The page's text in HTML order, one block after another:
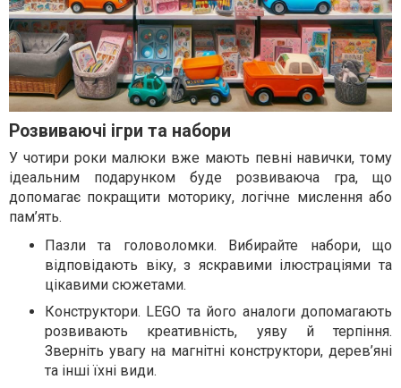
Розвиваючі ігри та набори
У чотири роки малюки вже мають певні навички, тому
ідеальним подарунком буде розвиваюча гра, що
допомагає покращити моторику, логічне мислення або
пам’ять.
Пазли та головоломки. Вибирайте набори, що
відповідають віку, з яскравими ілюстраціями та
цікавими сюжетами.
Конструктори. LEGO та його аналоги допомагають
розвивають креативність, уяву й терпіння.
Зверніть увагу на магнітні конструктори, дерев’яні
та інші їхні види.